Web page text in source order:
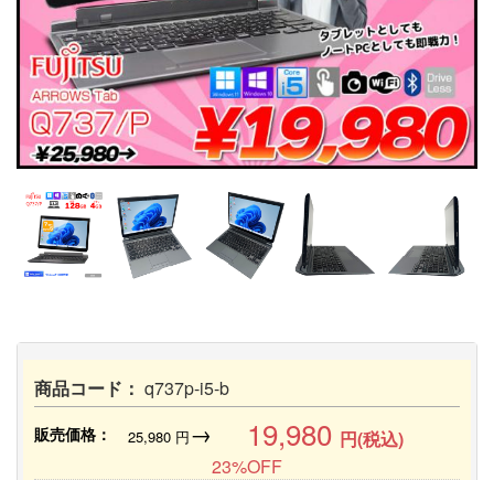
商品コード： q737p-i5-b
販売価格： 25,980円→ 19,980 円(税込)
23%OFF